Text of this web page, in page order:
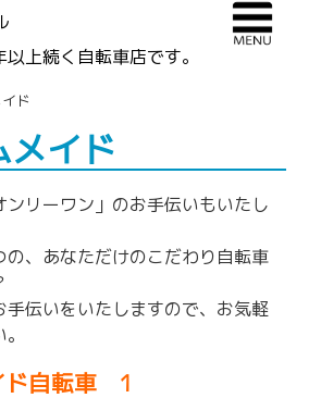
上続く自転車店です。
ド
メイド
ンリーワン」のお手伝いもいたし
の、あなただけのこだわり自転車
手伝いをいたしますので、お気軽
ド自転車 1